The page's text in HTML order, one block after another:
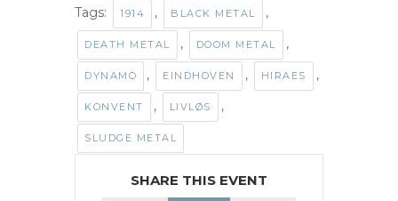
Tags: 1914 , BLACK METAL ,
DEATH METAL , DOOM METAL ,
DYNAMO , EINDHOVEN , HIRAES ,
KONVENT , LIVLØS ,
SLUDGE METAL
SHARE THIS EVENT